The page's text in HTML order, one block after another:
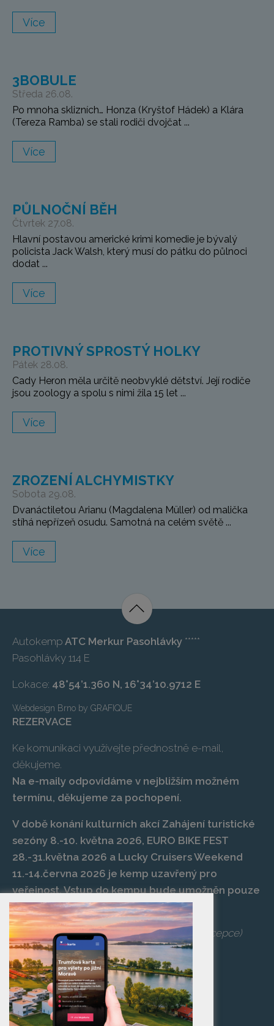
Více
3BOBULE
Středa 26.08.
Po mnoha sklizních… Honza (Kryštof Hádek) a Klára
(Tereza Ramba) se stali rodiči dvojčat ...
Více
PŮLNOČNÍ BĚH
Čtvrtek 27.08.
Hlavní postavou americké krimi komedie je bývalý
policista Jack Walsh, který musí do pátku do půlnoci
dodat ...
Více
PROTIVNÝ SPROSTÝ HOLKY
Pátek 28.08.
Cady Heron měla určitě neobvyklé dětství. Její rodiče
jsou zoology a spolu s nimi žila 15 let ...
Více
ZROZENÍ ALCHYMISTKY
Sobota 29.08.
Dvanáctiletou Arianu (Magdalena Müller) od malička
stíhá nepřízeň osudu. Samotná na celém světě ...
Více
Autokemp ATC Merkur Pasohlávky *****
Pasohlávky 114 E
Lokace: 48°54’1.360 N, 16°34’10.9712 E
Webdesign Brno by GRAFIQUE
REZERVACE
Ke komunikaci využívejte přednostně e-mail,
děkujeme.
Na e-maily odpovídáme v nejbližším možném
termínu, děkujeme za pochopení.
V době konání kulturních akcí Zahájení turistické
sezóny 8.-10. května 2026, EURO BIKE FEST
28.-31.května 2026 a Lucky Cruisers Weekend
11.-14.června 2026 je kemp uzavřený pro
veřejnost. Vstup do kempu bude umožněn pouze
po zaplacení vstupenky na danou akci.
Telefon:+420 519 427 714,539 029 266
(recepce)
E-mail:camp@pasohlavky.cz
SPOJTE SE S NÁMI